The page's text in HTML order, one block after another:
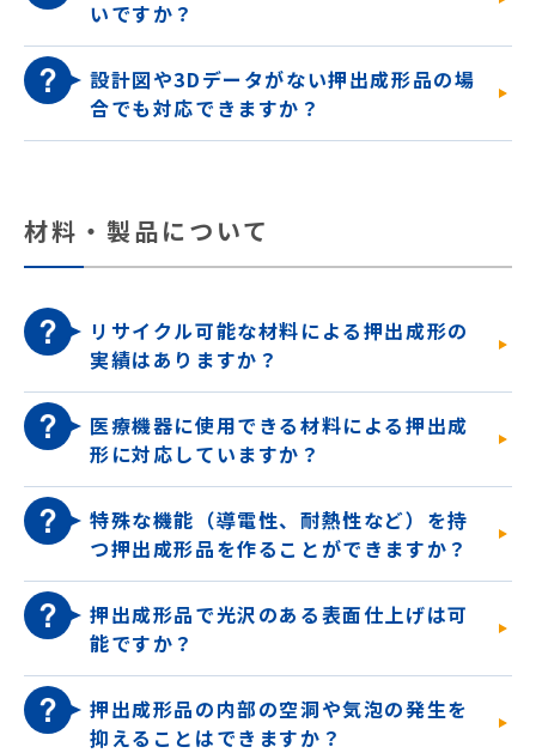
いですか？
設計図や3Dデータがない押出成形品の場
合でも対応できますか？
材料・製品について
リサイクル可能な材料による押出成形の
実績はありますか？
医療機器に使用できる材料による押出成
形に対応していますか？
特殊な機能（導電性、耐熱性など）を持
つ押出成形品を作ることができますか？
押出成形品で光沢のある表面仕上げは可
能ですか？
押出成形品の内部の空洞や気泡の発生を
抑えることはできますか？